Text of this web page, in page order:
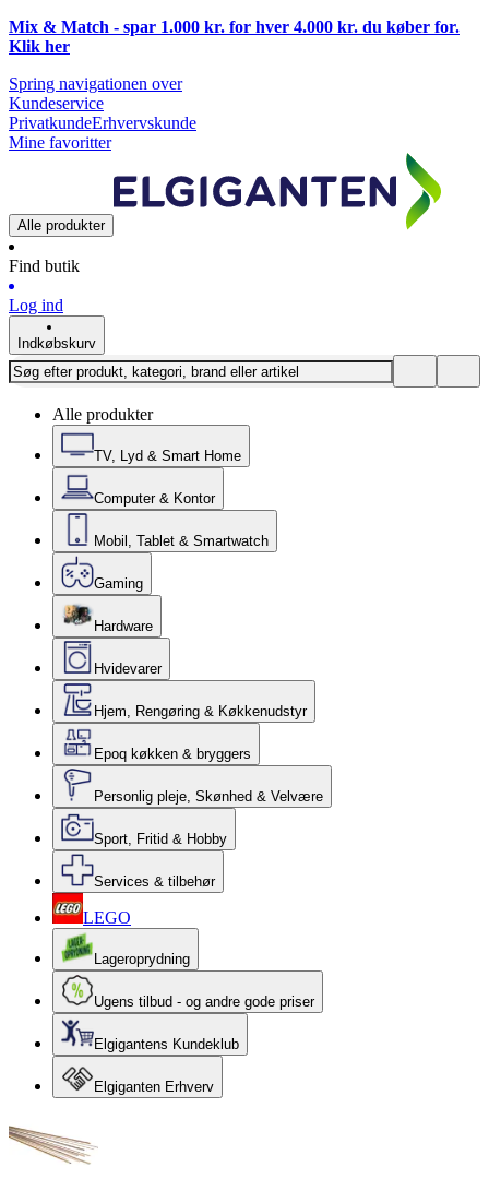
Mix & Match - spar 1.000 kr. for hver 4.000 kr. du køber for.
Klik her
Spring navigationen over
Kundeservice
PrivatkundeErhvervskunde
Mine favoritter
Alle produkter
Find butik
Log ind
Indkøbskurv
Alle produkter
TV, Lyd & Smart Home
Computer & Kontor
Mobil, Tablet & Smartwatch
Gaming
Hardware
Hvidevarer
Hjem, Rengøring & Køkkenudstyr
Epoq køkken & bryggers
Personlig pleje, Skønhed & Velvære
Sport, Fritid & Hobby
Services & tilbehør
LEGO
Lageroprydning
Ugens tilbud - og andre gode priser
Elgigantens Kundeklub
Elgiganten Erhverv